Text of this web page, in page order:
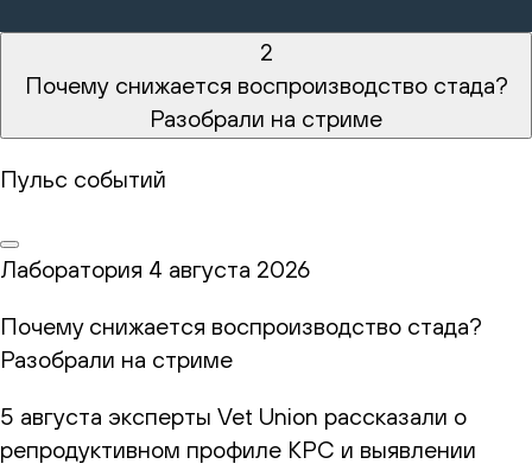
2
Почему снижается воспроизводство стада?
Разобрали на стриме
Пульс событий
Лаборатория 4 августа 2026
Почему снижается воспроизводство стада?
Разобрали на стриме
5 августа эксперты Vet Union рассказали о
репродуктивном профиле КРС и выявлении